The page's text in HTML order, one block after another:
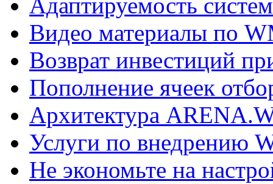
Адаптируемость
Видео материалы по
Возврат инвестиций
Пополнение ячеек
Архитектура
Услуги по внедрению
Не экономьте на